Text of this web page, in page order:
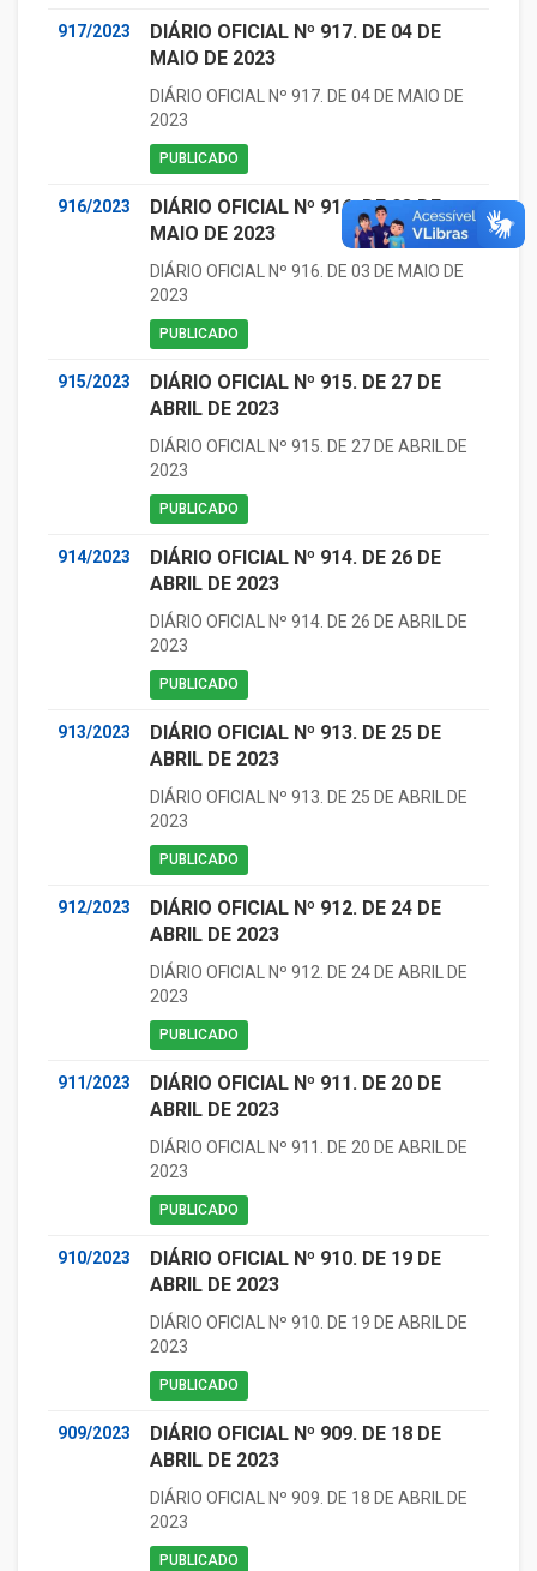
917/2023
DIÁRIO OFICIAL Nº 917. DE 04 DE
MAIO DE 2023
DIÁRIO OFICIAL Nº 917. DE 04 DE MAIO DE
2023
PUBLICADO
916/2023
DIÁRIO OFICIAL Nº 916. DE 03 DE
MAIO DE 2023
DIÁRIO OFICIAL Nº 916. DE 03 DE MAIO DE
2023
PUBLICADO
915/2023
DIÁRIO OFICIAL Nº 915. DE 27 DE
ABRIL DE 2023
DIÁRIO OFICIAL Nº 915. DE 27 DE ABRIL DE
2023
PUBLICADO
914/2023
DIÁRIO OFICIAL Nº 914. DE 26 DE
ABRIL DE 2023
DIÁRIO OFICIAL Nº 914. DE 26 DE ABRIL DE
2023
PUBLICADO
913/2023
DIÁRIO OFICIAL Nº 913. DE 25 DE
ABRIL DE 2023
DIÁRIO OFICIAL Nº 913. DE 25 DE ABRIL DE
2023
PUBLICADO
912/2023
DIÁRIO OFICIAL Nº 912. DE 24 DE
ABRIL DE 2023
DIÁRIO OFICIAL Nº 912. DE 24 DE ABRIL DE
2023
PUBLICADO
911/2023
DIÁRIO OFICIAL Nº 911. DE 20 DE
ABRIL DE 2023
DIÁRIO OFICIAL Nº 911. DE 20 DE ABRIL DE
2023
PUBLICADO
910/2023
DIÁRIO OFICIAL Nº 910. DE 19 DE
ABRIL DE 2023
DIÁRIO OFICIAL Nº 910. DE 19 DE ABRIL DE
2023
PUBLICADO
909/2023
DIÁRIO OFICIAL Nº 909. DE 18 DE
ABRIL DE 2023
DIÁRIO OFICIAL Nº 909. DE 18 DE ABRIL DE
2023
PUBLICADO